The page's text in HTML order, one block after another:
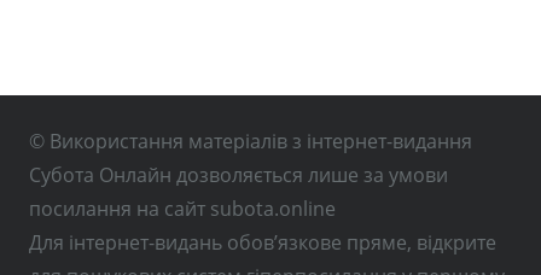
© Використання матеріалів з інтернет-видання
Субота Онлайн дозволяється лише за умови
посилання на сайт subota.online
Для інтернет-видань обов’язкове пряме, відкрите